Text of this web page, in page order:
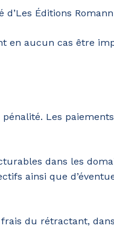
Éditions
aucun cas être
Les
dans les
ainsi que
du rétractant,